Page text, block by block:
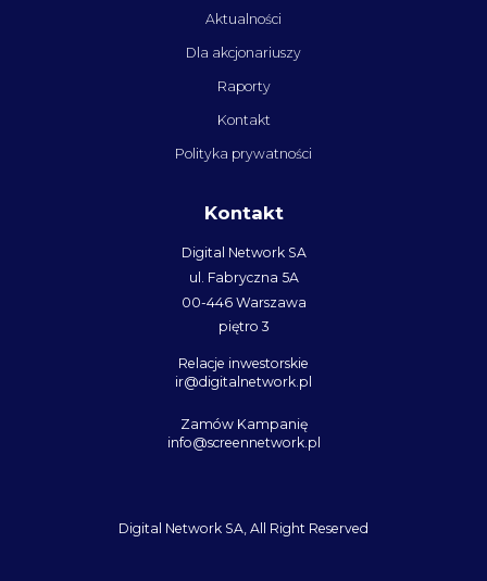
Aktualności
Dla akcjonariuszy
Raporty
Kontakt
Polityka prywatności
Kontakt
Digital Network SA
ul. Fabryczna 5A
00-446 Warszawa
piętro 3
Relacje inwestorskie
ir@digitalnetwork.pl
Zamów Kampanię
info@screennetwork.pl
Digital Network SA, All Right Reserved